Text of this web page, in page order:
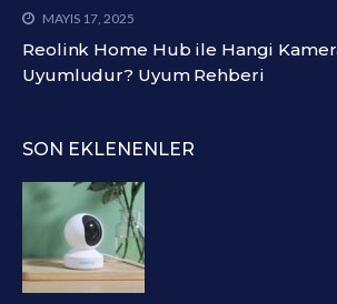
MAYIS 17, 2025
Reolink Home Hub ile Hangi
Uyumludur? Uyum Rehberi
SON EKLENENLER